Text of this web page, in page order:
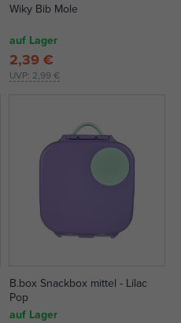
Wiky Bib Mole
auf Lager
UVP: 2,99 €
2,39 €
B.box Snackbox mittel - Lilac
Pop
auf Lager